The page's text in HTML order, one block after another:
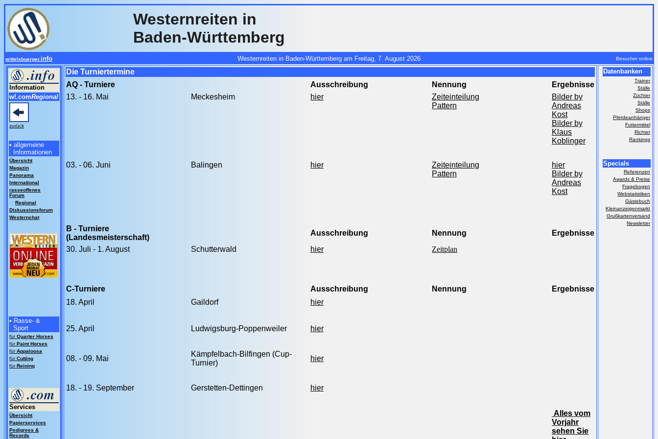
Westernreiten in
Baden-Württemberg
wittelsbuerger. info Westernreiten in Baden-Württemberg am Freitag, 7. August 2026 Besucher online
Information
w!.comRegional
zurück
• allgemeine
Informationen
Übersicht
Magazin
Panorama
International
rasseoffenes
Forum
Regional
Diskussionsforum
Westernchat
• Rasse- &
Sport
fürQuarter Horses
fürPaint Horses
fürAppaloosa
fürCutting
fürReining
Services
Übersicht
Papierservices
Pedigrees &
Records
Die Turniertermine
AQ - Turniere
Ausschreibung Nennung
Ergebnisse
13. - 16. Mai
Meckesheim hier
Zeiteinteilung
Pattern
Bilder by
Andreas
Kost
Bilder by
Klaus
Koblinger
03. - 06. Juni Balingen hier
Zeiteinteilung
Pattern
hier
Bilder by
Andreas
Kost
B - Turniere
(Landesmeisterschaft)
Ausschreibung Nennung
Ergebnisse
30. Juli - 1. August
Schutterwald hier Zeitplan
C-Turniere Ausschreibung Nennung
Ergebnisse
18. April
Gaildorf hier
25. April Ludwigsburg-Poppenweiler hier
08. - 09. Mai
Kämpfelbach-Bilfingen (Cup-
Turnier)
hier
18. - 19. September Gerstetten-Dettingen hier
Alles vom
Vorjahr
sehen Sie
Datenbanken
Trainer
Ställe
Züchter
Ställe
Shops
Pferdeanhänger
Futtermittel
Richter
Rankings
Specials
Referenzen
Awards & Preise
Fragebogen
Webstatistiken
Gästebuch
Kleinanzeigenmarkt
Grußkartenversand
Newsletter